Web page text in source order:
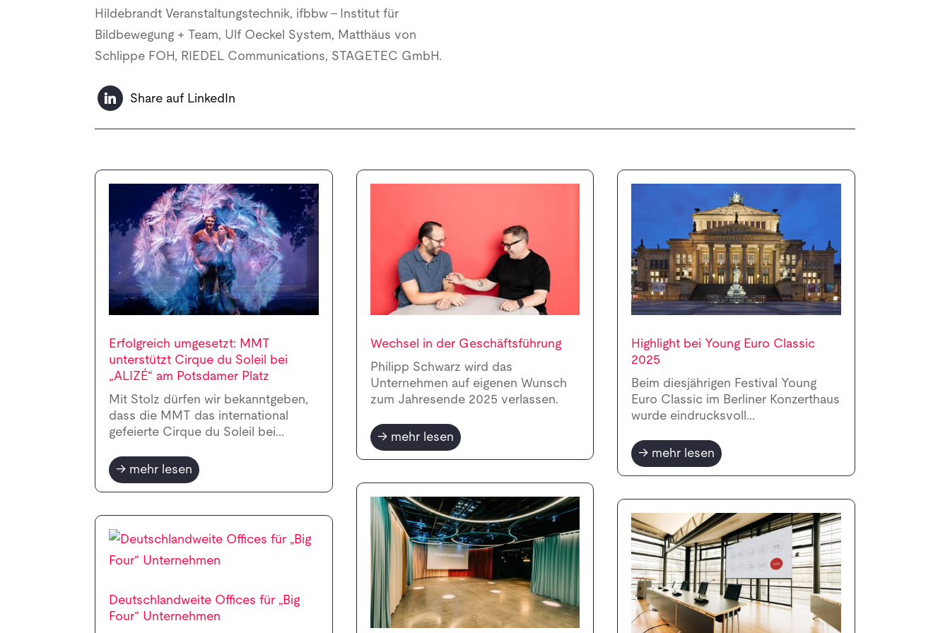
Hildebrandt Veranstaltungstechnik, ifbbw – Institut für
Bildbewegung + Team, Ulf Oeckel System, Matthäus von
Schlippe FOH, RIEDEL Communications, STAGETEC GmbH.
Share auf LinkedIn
Erfolgreich umgesetzt: MMT
unterstützt Cirque du Soleil bei
„ALIZÉ“ am Potsdamer Platz
Mit Stolz dürfen wir bekanntgeben,
dass die MMT das international
gefeierte Cirque du Soleil bei...
mehr lesen
Deutschlandweite Offices für „Big
Four“ Unternehmen
Wechsel in der Geschäftsführung
Philipp Schwarz wird das
Unternehmen auf eigenen Wunsch
zum Jahresende 2025 verlassen.
mehr lesen
Highlight bei Young Euro Classic
2025
Beim diesjährigen Festival Young
Euro Classic im Berliner Konzerthaus
wurde eindrucksvoll...
mehr lesen